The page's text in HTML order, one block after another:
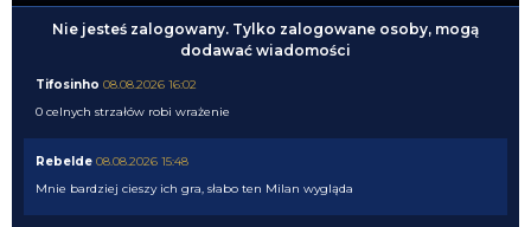
Nie jesteś zalogowany. Tylko zalogowane osoby, mogą
dodawać wiadomości
Tifosinho 08.08.2026 16:02
0 celnych strzałów robi wrażenie
Rebelde 08.08.2026 15:48
Mnie bardziej cieszy ich gra, słabo ten Milan wygląda